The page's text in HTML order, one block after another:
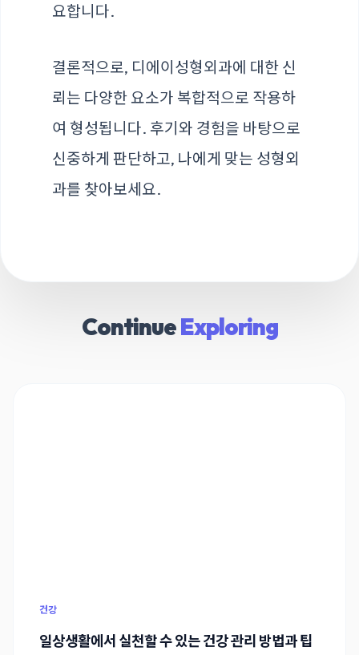
요합니다.
결론적으로, 디에이성형외과에 대한 신
뢰는 다양한 요소가 복합적으로 작용하
여 형성됩니다. 후기와 경험을 바탕으로
신중하게 판단하고, 나에게 맞는 성형외
과를 찾아보세요.
ContinueExploring
건강
일상생활에서 실천할 수 있는 건강 관리 방법과 팁